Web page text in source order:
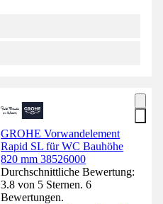
GROHE Vorwandelement
Rapid SL für WC Bauhöhe
820 mm 38526000
Durchschnittliche Bewertung:
3.8 von 5 Sternen. 6
Bewertungen.